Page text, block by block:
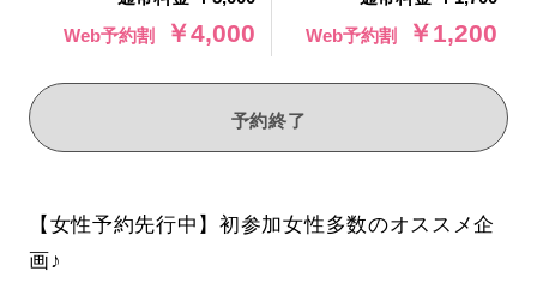
Web予約割
￥4,000
Web予約割
￥1,200
予約終了
【女性予約先行中】初参加女性多数のオススメ企
画♪